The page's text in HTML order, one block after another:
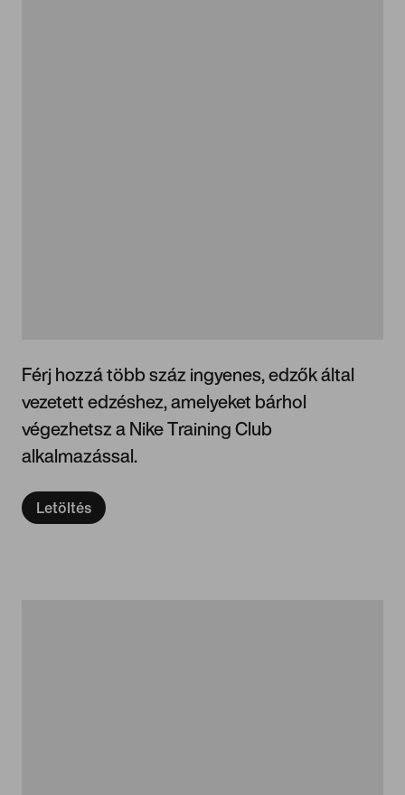
Férj hozzá több száz ingyenes, edzők által
vezetett edzéshez, amelyeket bárhol
végezhetsz a Nike Training Club
alkalmazással.
Letöltés